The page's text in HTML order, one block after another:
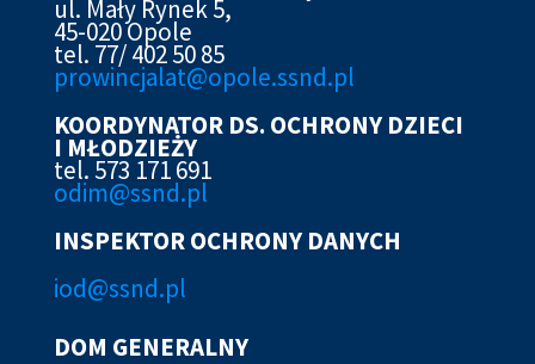
ul. Mały Rynek 5,
45-020 Opole
tel. 77/ 402 50 85
prowincjalat@opole.ssnd.pl
KOORDYNATOR DS. OCHRONY DZIECI
I MŁODZIEŻY
tel. 573 171 691
odim@ssnd.pl
INSPEKTOR OCHRONY DANYCH
iod@ssnd.pl
DOM GENERALNY